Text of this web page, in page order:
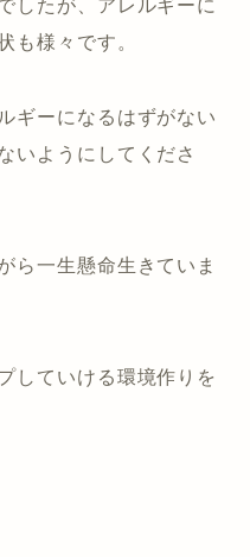
したが、アレルギーに
も様々です。
ギーになるはずがない
いようにしてくださ
ら一生懸命生きていま
していける環境作りを